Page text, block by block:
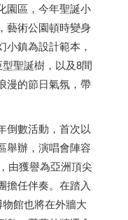
園區，今年聖誕小
藝術公園頓時變身
鎮為設計範本，
聖誕樹，以及8間
漫的節日氣氛，帶
倒數活動，首次以
舉辦，演唱會陣容
由獲譽為亞洲頂尖
擔任伴奏。在踏入
館也將在外牆大